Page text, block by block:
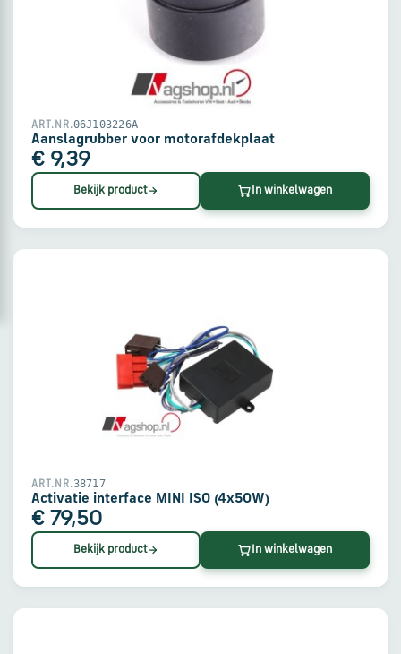
een
e-
mail
Retourinformatie
Klantenservice
ART.NR.06J103226A
Aanslagrubber voor motorafdekplaat
€ 9,39
Bekijk product In winkelwagen
ART.NR.38717
Activatie interface MINI ISO (4x50W)
€ 79,50
Bekijk product In winkelwagen